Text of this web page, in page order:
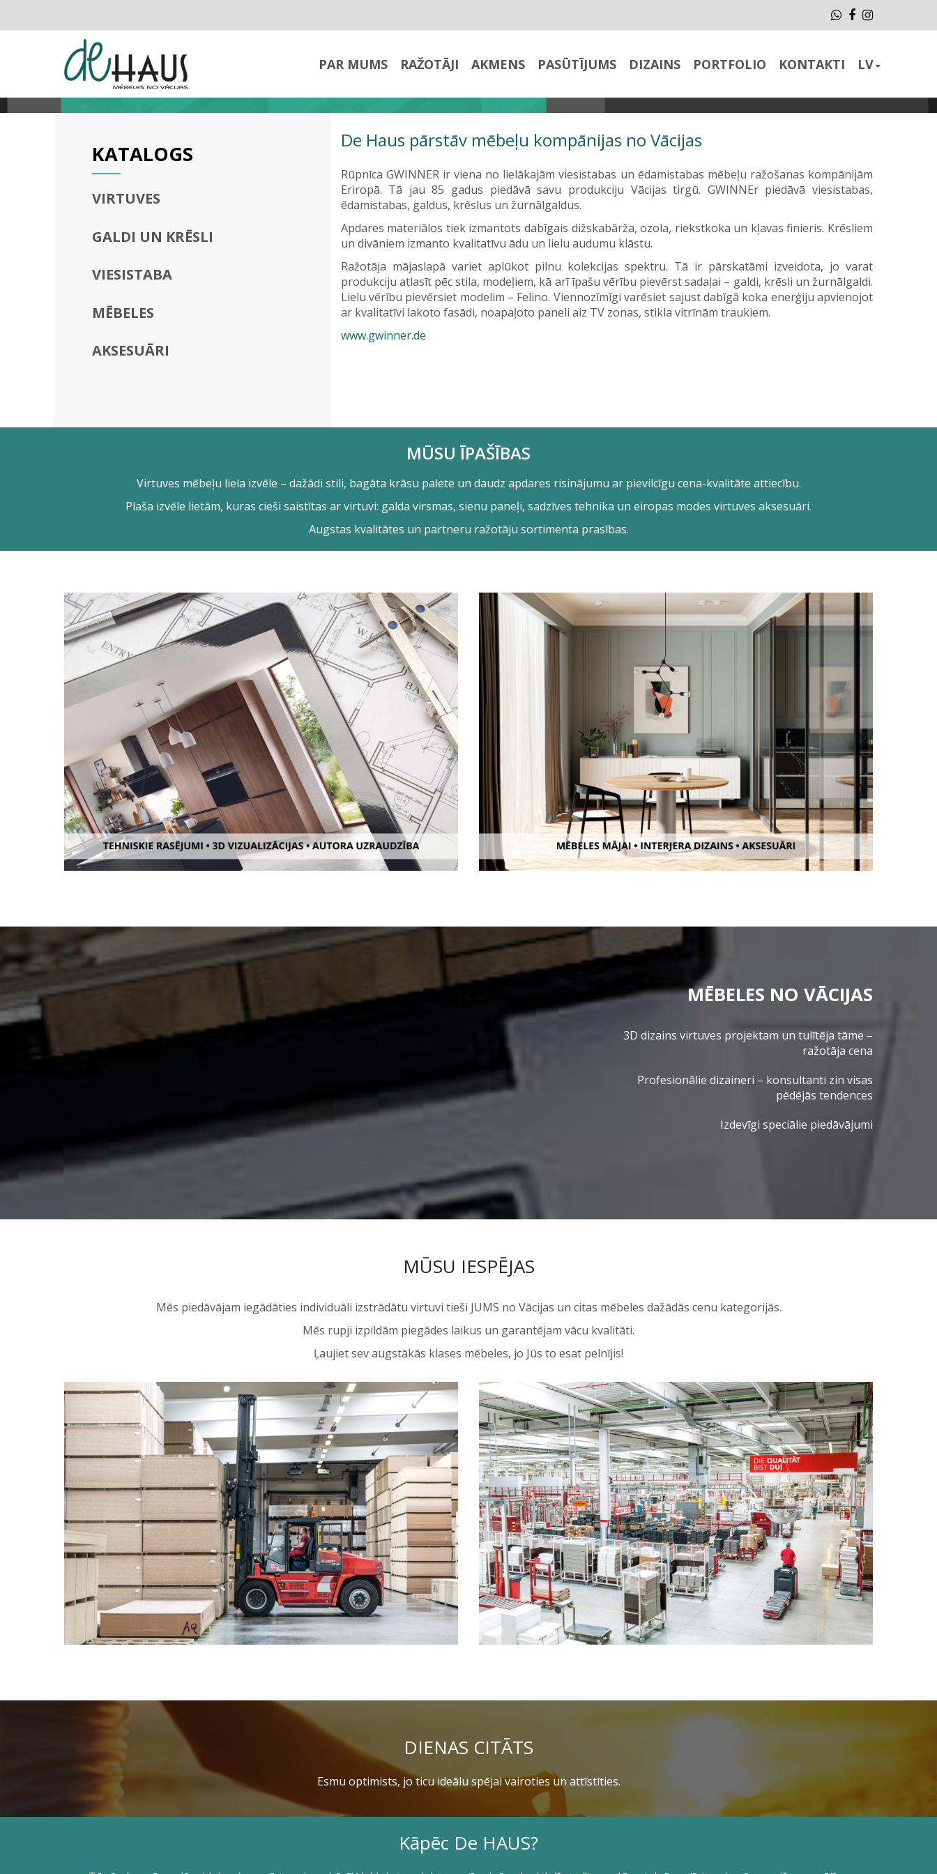
Whatsapp
Facebook
Instagram
PAR MUMS RAŽOTĀJI AKMENS PASŪTĪJUMS DIZAINS PORTFOLIO KONTAKTI LV
KATALOGS
VIRTUVES
GALDI UN KRĒSLI
VIESISTABA
MĒBELES
AKSESUĀRI
De Haus pārstāv mēbeļu kompānijas no Vācijas
Rūpnīca GWINNER ir viena no lielākajām viesistabas un ēdamistabas mēbeļu ražošanas kompānijām
Eriropā. Tā jau 85 gadus piedāvā savu produkciju Vācijas tirgū. GWINNEr piedāvā viesistabas,
ēdamistabas, galdus, krēslus un žurnālgaldus.
Apdares materiālos tiek izmantots dabīgais dižskabārža, ozola, riekstkoka un kļavas finieris. Krēsliem
un divāniem izmanto kvalitatīvu ādu un lielu audumu klāstu.
Ražotāja mājaslapā variet aplūkot pilnu kolekcijas spektru. Tā ir pārskatāmi izveidota, jo varat
produkciju atlasīt pēc stila, modeļiem, kā arī īpašu vērību pievērst sadaļai – galdi, krēsli un žurnālgaldi.
Lielu vērību pievērsiet modelim – Felino. Viennozīmīgi varēsiet sajust dabīgā koka enerģiju apvienojot
ar kvalitatīvi lakoto fasādi, noapaļoto paneli aiz TV zonas, stikla vitrīnām traukiem.
www.gwinner.de
MŪSU ĪPAŠĪBAS
Virtuves mēbeļu liela izvēle – dažādi stili, bagāta krāsu palete un daudz apdares risinājumu ar pievilcīgu cena-kvalitāte attiecību.
Plaša izvēle lietām, kuras cieši saistītas ar virtuvi: galda virsmas, sienu paneļi, sadzīves tehnika un eiropas modes virtuves aksesuāri.
Augstas kvalitātes un partneru ražotāju sortimenta prasības.
MĒBELES NO VĀCIJAS
3D dizains virtuves projektam un tulītēja tāme –
ražotāja cena
Profesionālie dizaineri – konsultanti zin visas
pēdējās tendences
Izdevīgi speciālie piedāvājumi
MŪSU IESPĒJAS
Mēs piedāvājam iegādāties individuāli izstrādātu virtuvi tieši JUMS no Vācijas un citas mēbeles dažādās cenu kategorijās.
Mēs rupji izpildām piegādes laikus un garantējam vācu kvalitāti.
Ļaujiet sev augstākās klases mēbeles, jo Jūs to esat pelnījis!
DIENAS CITĀTS
Esmu optimists, jo ticu ideālu spējai vairoties un attīstīties.
Kāpēc De HAUS?